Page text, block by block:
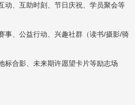
动、互助时刻、节日庆祝、学员聚会等
事、公益行动、兴趣社群（读书/摄影/骑
标合影、未来期许愿望卡片等励志场